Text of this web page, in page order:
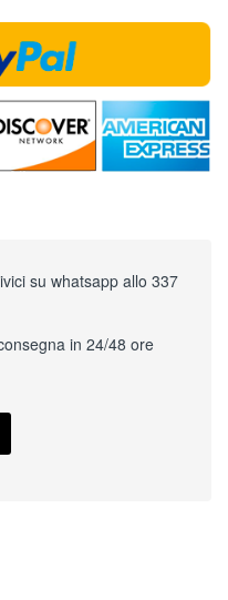
su whatsapp allo 337
in 24/48 ore